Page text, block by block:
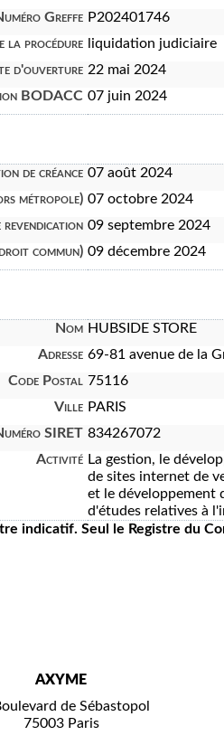
Greffe P202401746
la procédure
liquidation judiciaire
d'ouverture 22 mai 2024
BODACC 07 juin 2024
de créance 07 août 2024
métropole) 07 octobre 2024
revendication 09 septembre 2024
commun) 09 décembre 2024
Nom HUBSIDE STORE
Adresse 69-81 avenue de la
Code Postal 75116
Ville PARIS
SIRET 834267072
Activité La gestion, le
de sites internet de
et le développement
d'études relatives à
indicatif. Seul le Registre du
AXYME
de Sébastopol
75003 Paris